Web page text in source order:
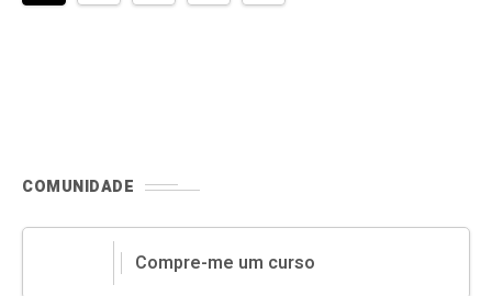
COMUNIDADE
Compre-me um curso